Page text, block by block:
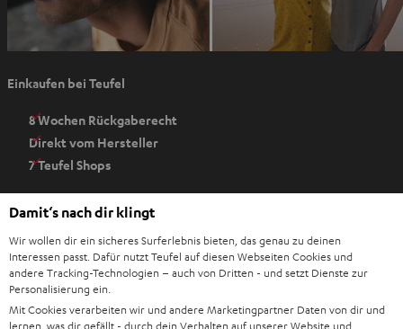
m
n
T
a
b
ö
Einkaufen bei Teufel
8 Wochen Rückgaberecht
Direkt vom Hersteller
7 Teufel Shops
Ratgeber
Wissen
Inside
Entertainment
Shop
Im neuen Tab öffnen
Damit‘s nach dir klingt
Wir wollen dir ein sicheres Surferlebnis bieten, das genau zu deinen
Interessen passt. Dafür nutzt Teufel auf diesen Webseiten Cookies und
andere Tracking-Technologien – auch von Dritten - und setzt Dienste zur
Personalisierung ein.
Mit Cookies verarbeiten wir und andere Marketingpartner Daten von dir und
lernen, was dir gefällt - durch dein Verhalten auf unserer Website und